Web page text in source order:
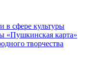
в сфере культуры
«Пушкинская карта»
творчества